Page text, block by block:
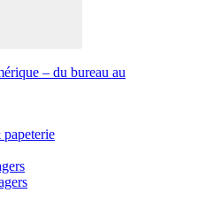
– du bureau au